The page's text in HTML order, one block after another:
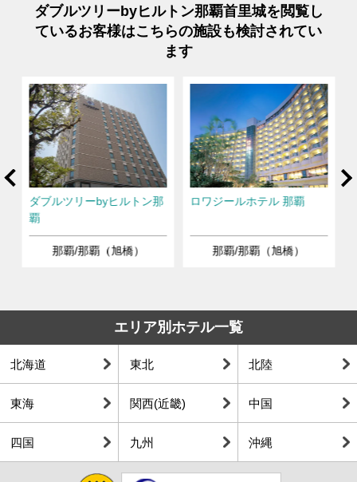
ダブルツリーbyヒルトン那覇首里城を閲覧し
ているお客様はこちらの施設も検討されてい
ます
ダブルツリーbyヒルトン那
覇
那覇/那覇（旭橋）
ロワジールホテル 那覇
那覇/那覇（旭橋）
エリア別ホテル一覧
北海道 東北 北陸
東海 関西(近畿) 中国
四国 九州 沖縄